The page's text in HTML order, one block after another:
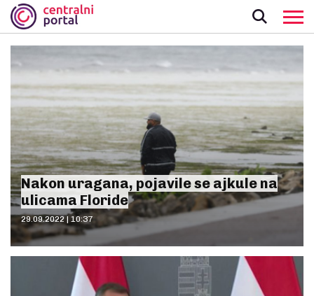
Nakon uragana, pojavile se ajkule na
ulicama Floride
29.09.2022 | 10:37